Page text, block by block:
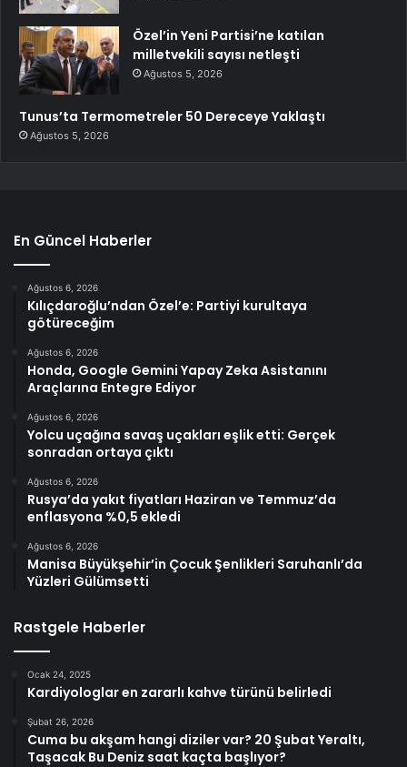
Özel’in Yeni Partisi’ne katılan
milletvekili sayısı netleşti
Ağustos 5, 2026
Tunus’ta Termometreler 50 Dereceye Yaklaştı
Ağustos 5, 2026
En Güncel Haberler
Ağustos 6, 2026
Kılıçdaroğlu’ndan Özel’e: Partiyi kurultaya
götüreceğim
Ağustos 6, 2026
Honda, Google Gemini Yapay Zeka Asistanını
Araçlarına Entegre Ediyor
Ağustos 6, 2026
Yolcu uçağına savaş uçakları eşlik etti: Gerçek
sonradan ortaya çıktı
Ağustos 6, 2026
Rusya’da yakıt fiyatları Haziran ve Temmuz’da
enflasyona %0,5 ekledi
Ağustos 6, 2026
Manisa Büyükşehir’in Çocuk Şenlikleri Saruhanlı’da
Yüzleri Gülümsetti
Rastgele Haberler
Ocak 24, 2025
Kardiyologlar en zararlı kahve türünü belirledi
Şubat 26, 2026
Cuma bu akşam hangi diziler var? 20 Şubat Yeraltı,
Taşacak Bu Deniz saat kaçta başlıyor?